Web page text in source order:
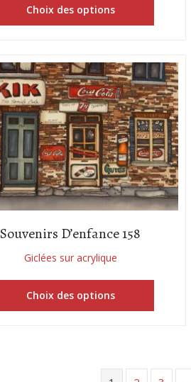
Choix des options
Souvenirs D’enfance 158
Giclées sur acrylique
Choix des options